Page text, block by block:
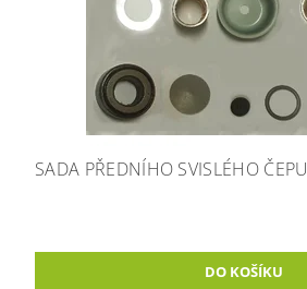
SADA PŘEDNÍHO SVISLÉHO ČEPU